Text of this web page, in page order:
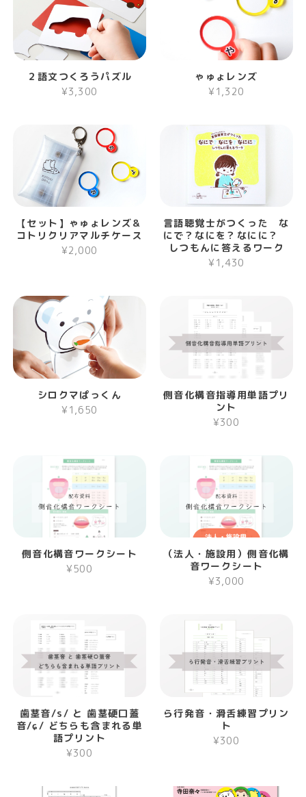
２語文つくろうパズル
¥3,300
ゃゅょレンズ
¥1,320
【セット】ゃゅょレンズ＆
コトリクリアマルチケース
¥2,000
言語聴覚士がつくった な
にで？なにを？なにに？
しつもんに答えるワーク
¥1,430
シロクマぱっくん
¥1,650
側音化構音指導用単語プリ
ント
¥300
側音化構音ワークシート
¥500
（法人・施設用）側音化構
音ワークシート
¥3,000
歯茎音/s/ と 歯茎硬口蓋
音/ɕ/ どちらも含まれる単
語プリント
¥300
ら行発音・滑舌練習プリン
ト
¥300